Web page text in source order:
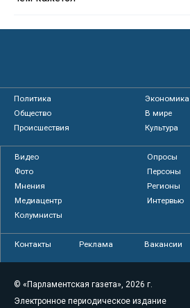
Политика
Экономика
Общество
В мире
Происшествия
Культура
Видео
Опросы
Фото
Персоны
Мнения
Регионы
Медиацентр
Интервью
Колумнисты
Контакты Реклама Вакансии
© «Парламентская газета», 2026 г.
Электронное периодическое издание